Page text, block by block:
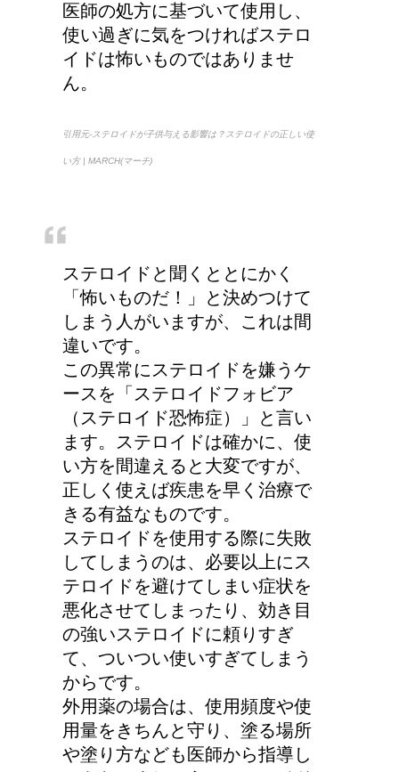
リンパに転移した場合、
余命って極端に短くなる
の？
副交感神経が優位だと、
2か所の場合はどうなる
の？
医師の処方に基づいて使用し、
使い過ぎに気をつければステロ
イドは怖いものではありませ
ん。
引用元-ステロイドが子供与える影響は？ステロイドの正しい使
い方 | MARCH(マーチ)
ステロイドと聞くととにかく
「怖いものだ！」と決めつけて
しまう人がいますが、これは間
違いです。
この異常にステロイドを嫌うケ
ースを「ステロイドフォビア
（ステロイド恐怖症）」と言い
ます。ステロイドは確かに、使
い方を間違えると大変ですが、
正しく使えば疾患を早く治療で
きる有益なものです。
ステロイドを使用する際に失敗
してしまうのは、必要以上にス
テロイドを避けてしまい症状を
悪化させてしまったり、効き目
の強いステロイドに頼りすぎ
て、ついつい使いすぎてしまう
からです。
外用薬の場合は、使用頻度や使
用量をきちんと守り、塗る場所
や塗り方なども医師から指導し